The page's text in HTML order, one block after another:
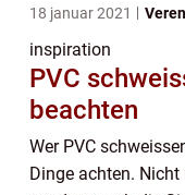
18 januar 2021
inspiration
PVC
beachten
Wer PVC
Dinge achten.